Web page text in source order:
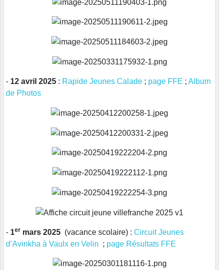
- 12 avril 2025 : Rapide Jeunes Calade ; page FFE ; Album
de Photos
- 1er mars 2025 (vacance scolaire) : Circuit Jeunes
d’Avinkha à Vaulx en Velin ; page Résultats FFE